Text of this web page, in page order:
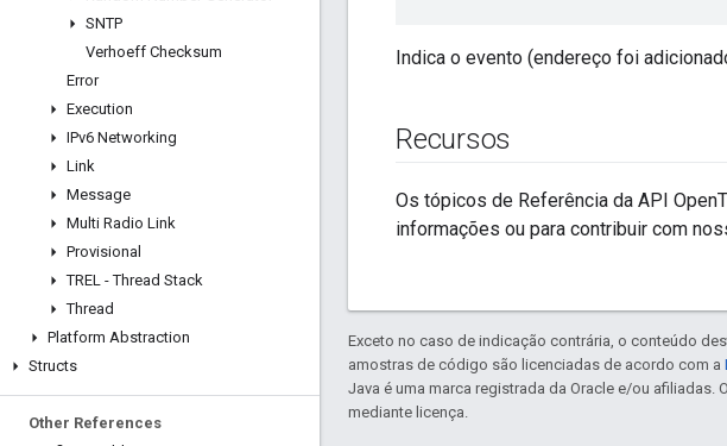
SNTP
Verhoeff Checksum
Error
Execution
IPv6 Networking
Link
Message
Multi Radio Link
Provisional
TREL - Thread Stack
Thread
Platform Abstraction
Structs
Other References
Indica o evento (endereço foi
Recursos
Os tópicos de Referência da API
informações ou para contribuir com
Exceto no caso de indicação contrária, o conteúdo
amostras de código são licenciadas de acordo com a
Java é uma marca registrada da Oracle e/ou afiliadas.
mediante licença.